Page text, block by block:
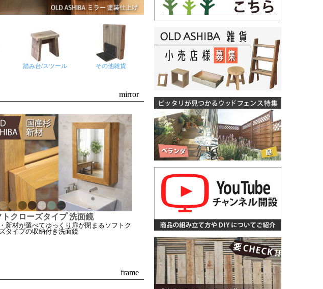
踏み台/スツール その他雑貨
トクローズタイプ 洗面鏡
新材が選べてゆっくり扉が閉まるソフトク
タイプの収納付き洗面鏡